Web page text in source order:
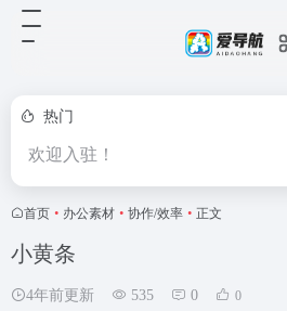
热门
欢迎入驻！
首页 • 办公素材 • 协作/效率 • 正文
小黄条
4年前更新 535 0 0